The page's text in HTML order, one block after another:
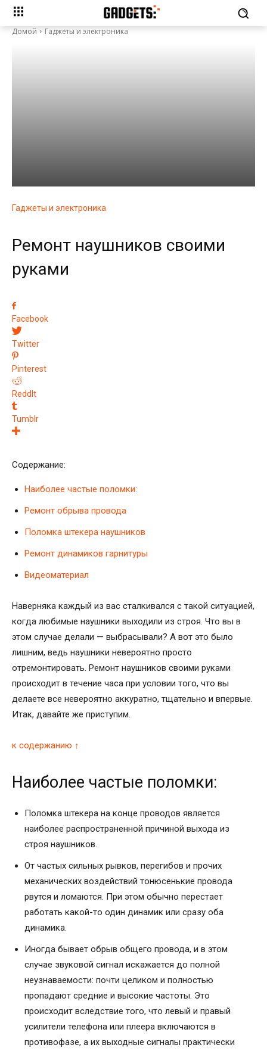
Домой Гаджеты и электроника
Гаджеты и электроника
Ремонт наушников своими
руками
Facebook
Twitter
Pinterest
ReddIt
Tumblr
Содержание:
Наиболее частые поломки:
Ремонт обрыва провода
Поломка штекера наушников
Ремонт динамиков гарнитуры
Видеоматериал
Наверняка каждый из вас сталкивался с такой ситуацией,
когда любимые наушники выходили из строя. Что вы в
этом случае делали — выбрасывали? А вот это было
лишним, ведь наушники невероятно просто
отремонтировать. Ремонт наушников своими руками
происходит в течение часа при условии того, что вы
делаете все невероятно аккуратно, тщательно и впервые.
Итак, давайте же приступим.
к содержанию ↑
Наиболее частые поломки:
Поломка штекера на конце проводов является
наиболее распространенной причиной выхода из
строя наушников.
От частых сильных рывков, перегибов и прочих
механических воздействий тонюсенькие провода
рвутся и ломаются. При этом обычно перестает
работать какой-то один динамик или сразу оба
динамика.
Иногда бывает обрыв общего провода, и в этом
случае звуковой сигнал искажается до полной
неузнаваемости: почти целиком и полностью
пропадают средние и высокие частоты. Это
происходит вследствие того, что левый и правый
усилители телефона или плеера включаются в
противофазе, а их выходные сигналы практически